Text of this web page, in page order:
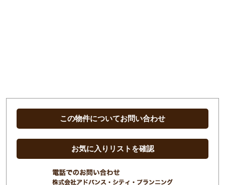
この物件についてお問い合わせ
お気に入りリストを確認